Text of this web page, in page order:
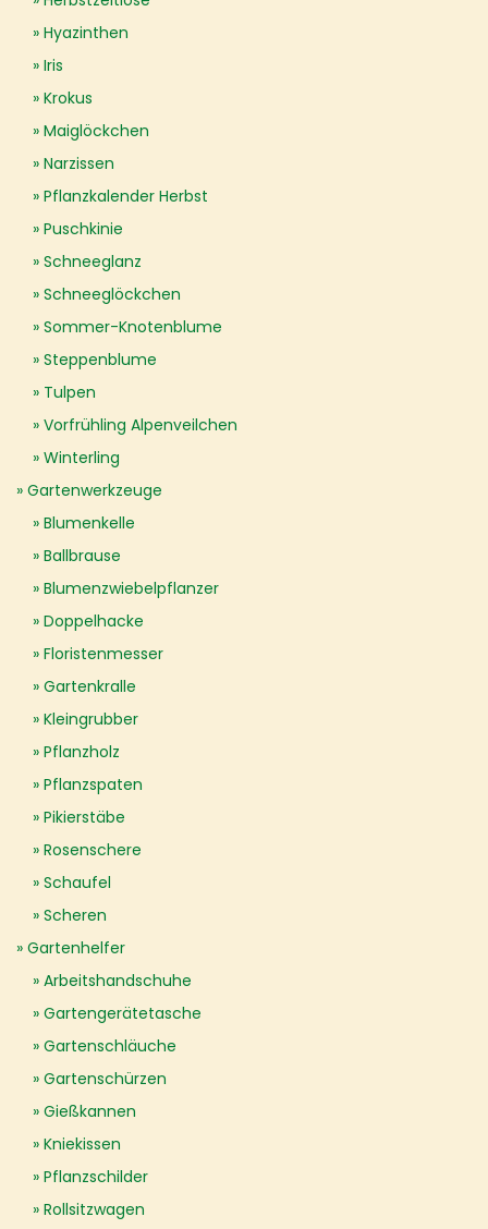
Hyazinthen
Iris
Krokus
Maiglöckchen
Narzissen
Pflanzkalender Herbst
Puschkinie
Schneeglanz
Schneeglöckchen
Sommer-Knotenblume
Steppenblume
Tulpen
Vorfrühling Alpenveilchen
Winterling
Gartenwerkzeuge
Blumenkelle
Ballbrause
Blumenzwiebelpflanzer
Doppelhacke
Floristenmesser
Gartenkralle
Kleingrubber
Pflanzholz
Pflanzspaten
Pikierstäbe
Rosenschere
Schaufel
Scheren
Gartenhelfer
Arbeitshandschuhe
Gartengerätetasche
Gartenschläuche
Gartenschürzen
Gießkannen
Kniekissen
Pflanzschilder
Rollsitzwagen